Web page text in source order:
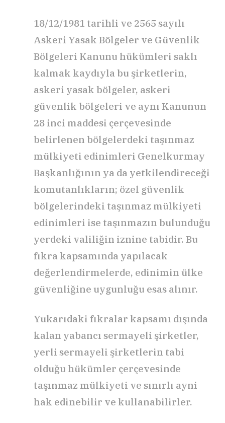
18/12/1981 tarihli ve 2565 sayılı
Askeri Yasak Bölgeler ve Güvenlik
Bölgeleri Kanunu hükümleri saklı
kalmak kaydıyla bu şirketlerin,
askeri yasak bölgeler, askeri
güvenlik bölgeleri ve aynı Kanunun
28 inci maddesi çerçevesinde
belirlenen bölgelerdeki taşınmaz
mülkiyeti edinimleri Genelkurmay
Başkanlığının ya da yetkilendireceği
komutanlıkların; özel güvenlik
bölgelerindeki taşınmaz mülkiyeti
edinimleri ise taşınmazın bulunduğu
yerdeki valiliğin iznine tabidir. Bu
fıkra kapsamında yapılacak
değerlendirmelerde, edinimin ülke
güvenliğine uygunluğu esas alınır.
Yukarıdaki fıkralar kapsamı dışında
kalan yabancı sermayeli şirketler,
yerli sermayeli şirketlerin tabi
olduğu hükümler çerçevesinde
taşınmaz mülkiyeti ve sınırlı ayni
hak edinebilir ve kullanabilirler.